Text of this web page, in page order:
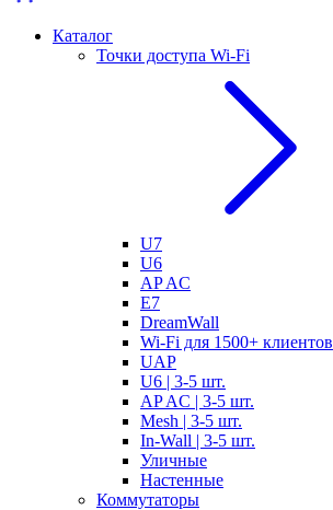
Каталог
Точки доступа Wi-Fi
U7
U6
AP AC
E7
DreamWall
Wi-Fi для 1500+ клиентов
UAP
U6 | 3-5 шт.
AP AC | 3-5 шт.
Mesh | 3-5 шт.
In-Wall | 3-5 шт.
Уличные
Настенные
Коммутаторы